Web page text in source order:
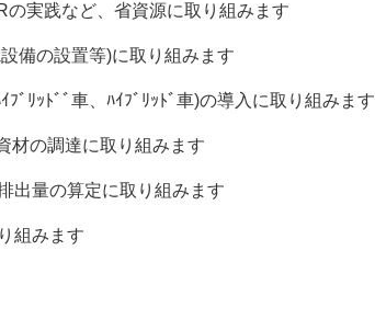
ど、省資源に取り組みます
置等)に取り組みます
、ﾊｲﾌﾞﾘｯﾄﾞ車)の導入に取り組みます
達に取り組みます
算定に取り組みます
みます